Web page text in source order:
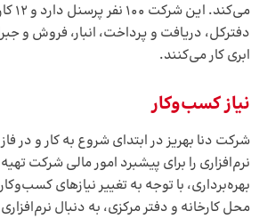
دفترکل، دریافت و پرداخت، انبار، فروش و
ابری کار می‌کنند.
نیاز کسب‌وکار
شرکت دنا بهریز در ابتدای شروع به کار و در فاز
نرم‌افزاری را برای پیشبرد امور مالی شرکت
بهره‌برداری، با توجه به تغییر نیازهای
محل کارخانه و دفتر مرکزی، به دنبال نرم‌افزاری